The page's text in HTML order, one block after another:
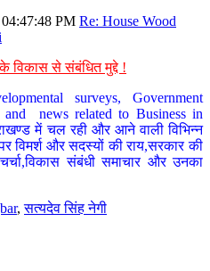
04:47:48 PM Re: House Wood
विकास से संबंधित मुद्दे !
surveys, Government
and news related to Business in
में चल रही और आने वाली विभिन्न
विमर्श और सदस्यों की राय,सरकार की
संबंधी समाचार और उनका
,सत्यदेव सिंह नेगी